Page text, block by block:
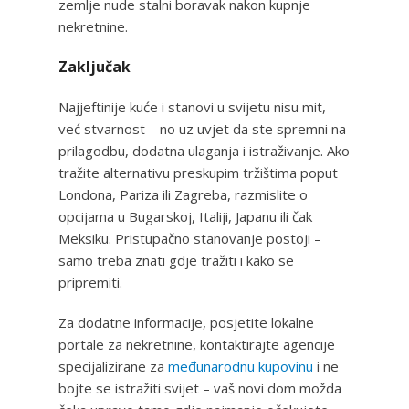
zemlje nude stalni boravak nakon kupnje
nekretnine.
Zaključak
Najjeftinije kuće i stanovi u svijetu nisu mit,
već stvarnost – no uz uvjet da ste spremni na
prilagodbu, dodatna ulaganja i istraživanje. Ako
tražite alternativu preskupim tržištima poput
Londona, Pariza ili Zagreba, razmislite o
opcijama u Bugarskoj, Italiji, Japanu ili čak
Meksiku. Pristupačno stanovanje postoji –
samo treba znati gdje tražiti i kako se
pripremiti.
Za dodatne informacije, posjetite lokalne
portale za nekretnine, kontaktirajte agencije
specijalizirane za međunarodnu kupovinu i ne
bojte se istražiti svijet – vaš novi dom možda